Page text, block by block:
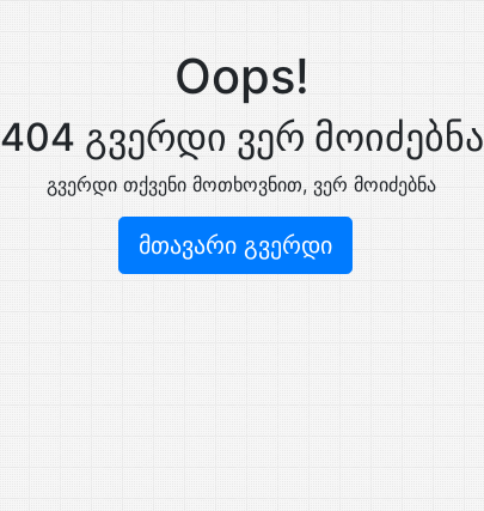
Oops!
404 გვერდი ვერ მოიძებნა
გვერდი თქვენი მოთხოვნით, ვერ მოიძებნა
მთავარი გვერდი